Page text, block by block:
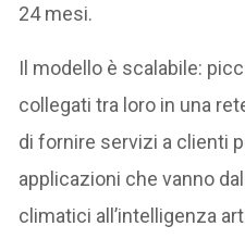
24 mesi.
Il modello è scalabile:
collegati tra loro in una
di fornire servizi a clienti
applicazioni che vanno
climatici all’intelligenza